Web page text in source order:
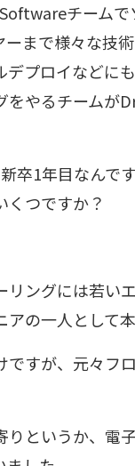
チーム
まで様々な技
プロイなどに
をやるチームが
卒1年目なんで
くつですか？
ングには若い
の一人として
すが、元々フ
というか、電